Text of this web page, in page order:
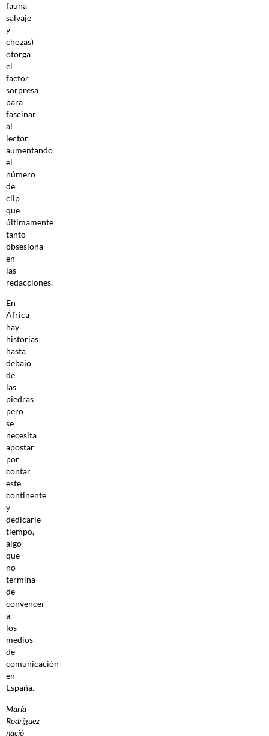
fauna
salvaje
y
chozas)
otorga
el
factor
sorpresa
para
fascinar
al
lector
aumentando
el
número
de
clip
que
últimamente
tanto
obsesiona
en
las
redacciones.
En
África
hay
historias
hasta
debajo
de
las
piedras
pero
se
necesita
apostar
por
contar
este
continente
y
dedicarle
tiempo,
algo
que
no
termina
de
convencer
a
los
medios
de
comunicación
en
España.
María
Rodríguez
nació